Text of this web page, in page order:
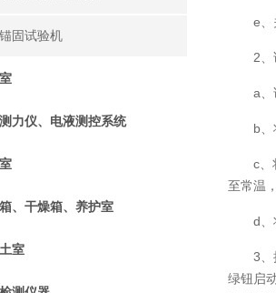
固试验机
力仪、电液测控系统
、干燥箱、养护室
室
e、
2
a、
b
c、
至常温
d、
3、
绿钮启